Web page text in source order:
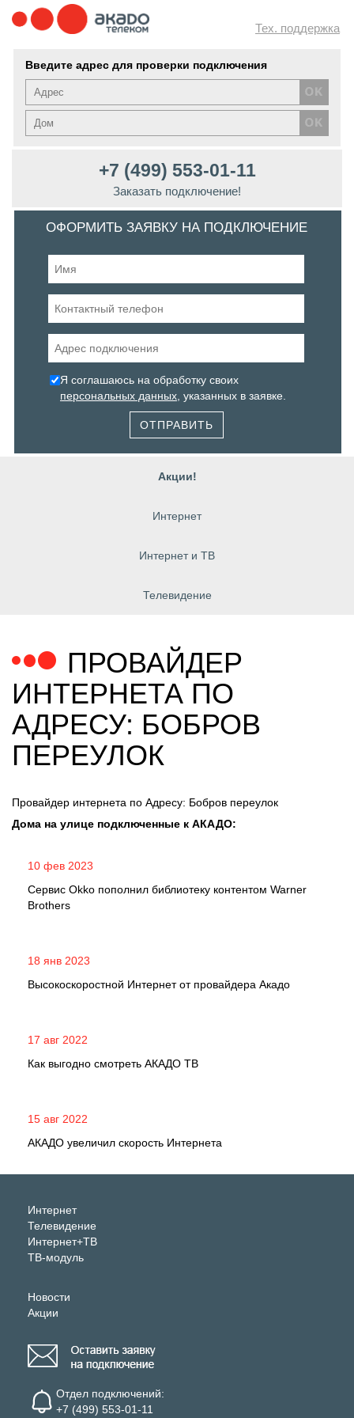
Тех. поддержка
Введите адрес для проверки подключения
+7 (499) 553-01-11
Заказать подключение!
ОФОРМИТЬ ЗАЯВКУ НА ПОДКЛЮЧЕНИЕ
Я соглашаюсь на обработку своих
персональных данных , указанных в заявке.
ОТПРАВИТЬ
Акции!
Интернет
Интернет и ТВ
Телевидение
ПРОВАЙДЕР
ИНТЕРНЕТА ПО
АДРЕСУ: БОБРОВ
ПЕРЕУЛОК
Провайдер интернета по Адресу: Бобров переулок
Дома на улице подключенные к АКАДО:
10 фев 2023
Сервис Okko пополнил библиотеку контентом Warner
Brothers
18 янв 2023
Высокоскоростной Интернет от провайдера Акадо
17 авг 2022
Как выгодно смотреть АКАДО ТВ
15 авг 2022
АКАДО увеличил скорость Интернета
Интернет
Телевидение
Интернет+ТВ
ТВ-модуль
Новости
Акции
Отдел подключений:
+7 (499) 553-01-11